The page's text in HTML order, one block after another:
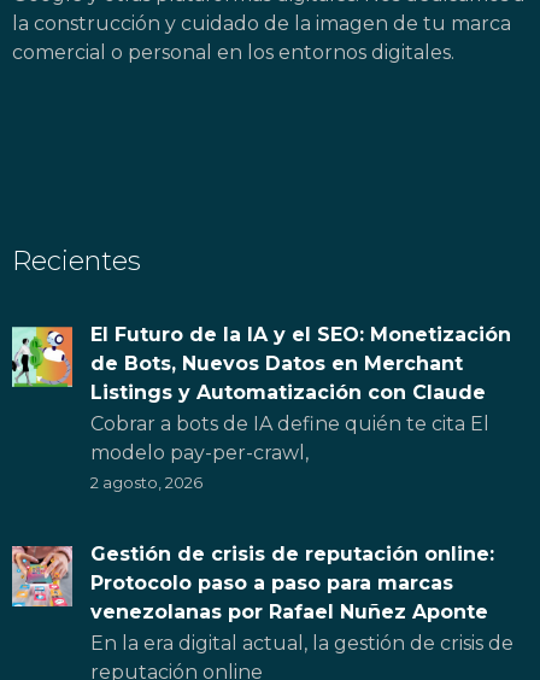
la construcción y cuidado de la imagen de tu marca
comercial o personal en los entornos digitales.
Recientes
El Futuro de la IA y el SEO: Monetización
de Bots, Nuevos Datos en Merchant
Listings y Automatización con Claude
Cobrar a bots de IA define quién te cita El
modelo pay-per-crawl,
2 agosto, 2026
Gestión de crisis de reputación online:
Protocolo paso a paso para marcas
venezolanas por Rafael Nuñez Aponte
En la era digital actual, la gestión de crisis de
reputación online